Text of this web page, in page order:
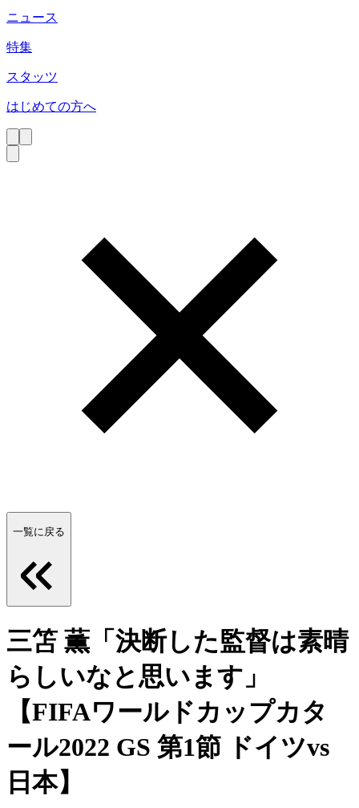
ニュース
特集
スタッツ
はじめての方へ
一覧に戻る
三笘 薫「決断した監督は素晴
らしいなと思います」
【FIFAワールドカップカタ
ール2022 GS 第1節 ドイツvs
日本】